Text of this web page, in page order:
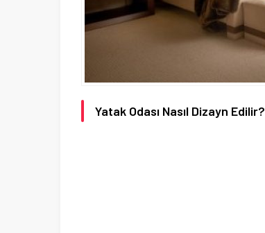
Yatak Odası Nasıl Dizayn Edilir?